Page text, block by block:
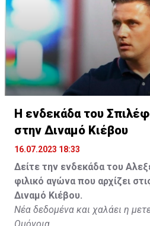
Η ενδεκάδα του
στην Διναμό Κιέβου
16.07.2023 18:33
Δείτε την ενδεκάδα του
φιλικό αγώνα που αρχίζει
Διναμό Κιέβου.
Νέα δεδομένα και χαλάει η